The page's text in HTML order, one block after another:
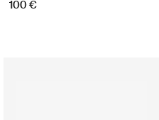
100 €